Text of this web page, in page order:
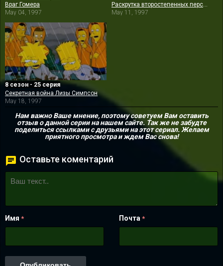
Враг Гомера
May 04, 1997
Раскрутка второстепенных персонажей
May 11, 1997
8 сезон - 25 серия
Секретная война Лизы Симпсон
May 18, 1997
Нам важно Ваше мнение, поэтому советуем Вам оставить
отзыв о данной серии на нашем сайте. Так же не забудте
поделиться ссылками с друзьями на этот сериал. Желаем
приятного просмотра и ждем Вас снова!
Оставьте коментарий
Имя * Почта *